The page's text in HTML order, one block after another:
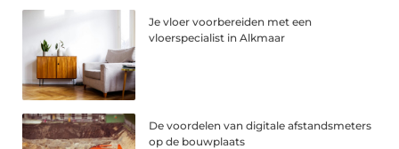
Je vloer voorbereiden met een
vloerspecialist in Alkmaar
De voordelen van digitale afstandsmeters
op de bouwplaats